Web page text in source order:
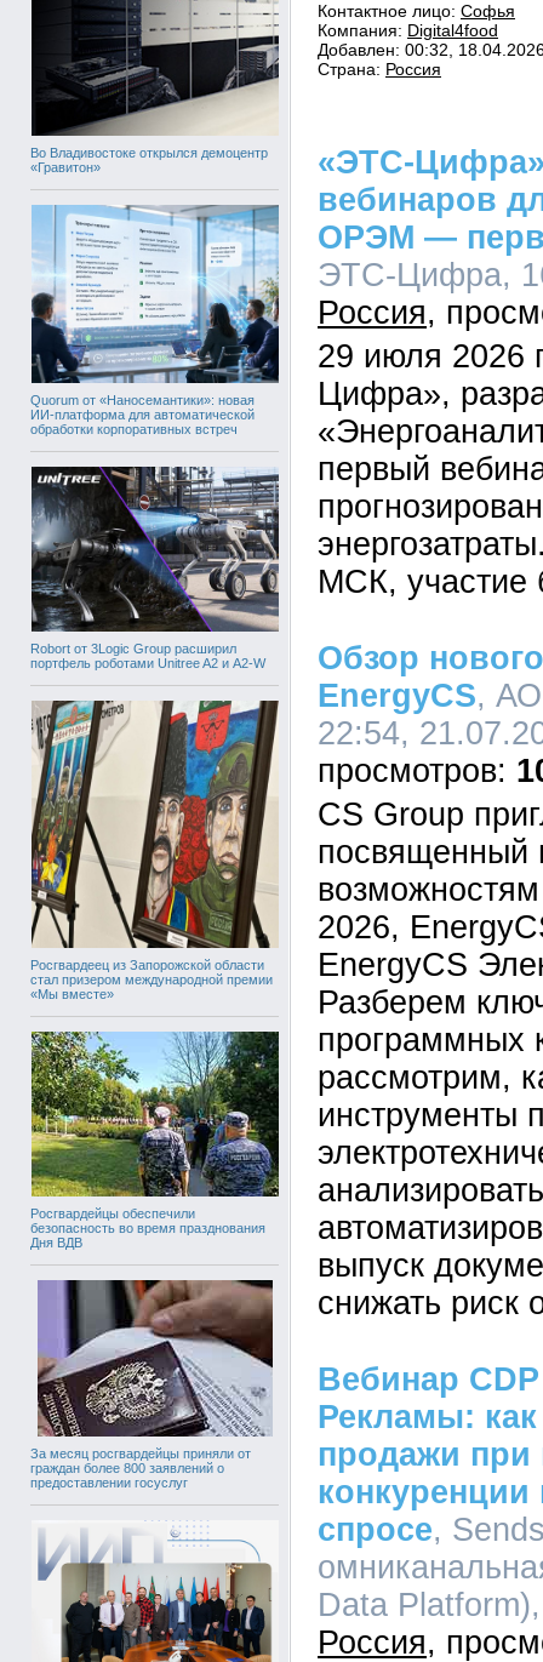
Во Владивостоке открылся демоцентр
«Гравитон»
Quorum от «Наносемантики»: новая
ИИ-платформа для автоматической
обработки корпоративных встреч
Robort от 3Logic Group расширил
портфель роботами Unitree A2 и A2-W
Росгвардеец из Запорожской области
стал призером международной премии
«Мы вместе»
Росгвардейцы обеспечили
безопасность во время празднования
Дня ВДВ
За месяц росгвардейцы приняли от
граждан более 800 заявлений о
предоставлении госуслуг
Контактное лицо: Софья
Компания: Digital4food
Добавлен: 00:32,
Страна: Россия
«ЭТС-Цифра»
вебинаров
ОРЭМ —
ЭТС-Цифра,
Россия
29 июля 2026
Цифра»,
первый
МСК, участие
Обзор
EnergyCS,
22:54,
CS Group
посвященный
2026,
EnergyCS
Разберем
программных
рассмотрим,
инструменты
выпуск
снижать риск
Вебинар
Рекламы:
продажи
спросе,
Data
Россия